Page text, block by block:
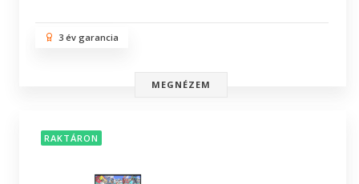
3 év garancia
MEGNÉZEM
RAKTÁRON